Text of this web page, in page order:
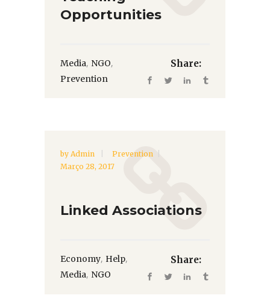
Opportunities
Media, NGO,
Prevention
Share:
by Admin
Prevention
Março 28, 2017
Linked Associations
Economy, Help,
Media, NGO
Share: